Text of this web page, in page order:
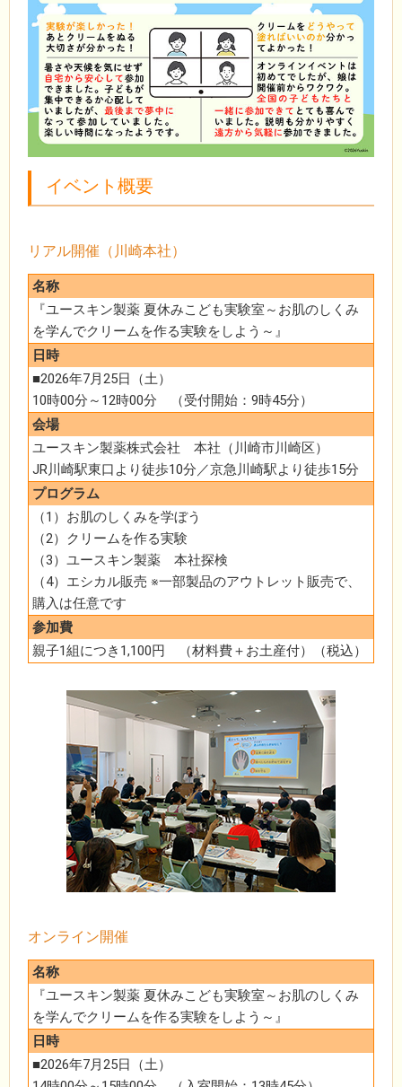
イベント概要
リアル開催（川崎本社）
名称
『ユースキン製薬 夏休みこども実験室～お肌のしくみ
を学んでクリームを作る実験をしよう～』
日時
■2026年7月25日（土）
10時00分～12時00分 （受付開始：9時45分）
会場
ユースキン製薬株式会社 本社（川崎市川崎区）
JR川崎駅東口より徒歩10分／京急川崎駅より徒歩15分
プログラム
（1）お肌のしくみを学ぼう
（2）クリームを作る実験
（3）ユースキン製薬 本社探検
（4）エシカル販売 ※一部製品のアウトレット販売で、
購入は任意です
参加費
親子1組につき1,100円 （材料費＋お土産付）（税込）
オンライン開催
名称
『ユースキン製薬 夏休みこども実験室～お肌のしくみ
を学んでクリームを作る実験をしよう～』
日時
■2026年7月25日（土）